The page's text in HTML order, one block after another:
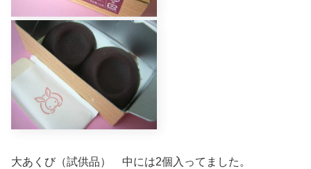
大あくび（試供品） 中には2個入ってました。